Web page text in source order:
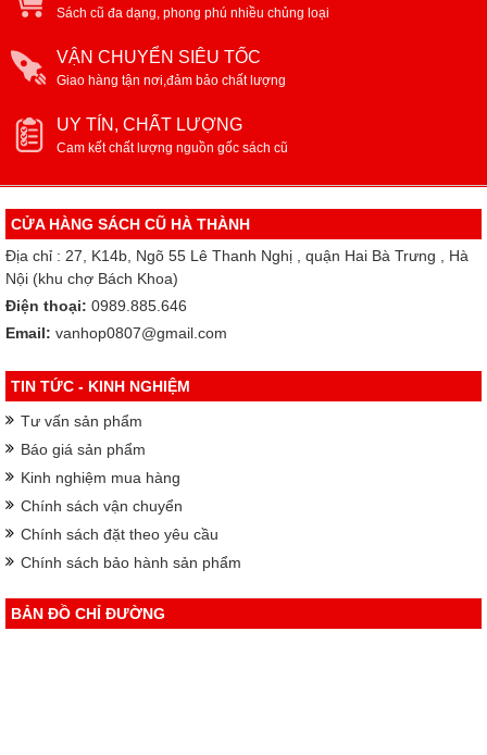
Sách cũ đa dạng, phong phú nhiều chủng loại
VẬN CHUYỂN SIÊU TỐC
Giao hàng tận nơi,đảm bảo chất lượng
UY TÍN, CHẤT LƯỢNG
Cam kết chất lượng nguồn gốc sách cũ
CỬA HÀNG SÁCH CŨ HÀ THÀNH
Địa chỉ : 27, K14b, Ngõ 55 Lê Thanh Nghị , quận Hai Bà Trưng , Hà
Nội (khu chợ Bách Khoa)
Điện thoại: 0989.885.646
Email: vanhop0807@gmail.com
TIN TỨC - KINH NGHIỆM
Tư vấn sản phẩm
Báo giá sản phẩm
Kinh nghiệm mua hàng
Chính sách vận chuyển
Chính sách đặt theo yêu cầu
Chính sách bảo hành sản phẩm
BẢN ĐỒ CHỈ ĐƯỜNG